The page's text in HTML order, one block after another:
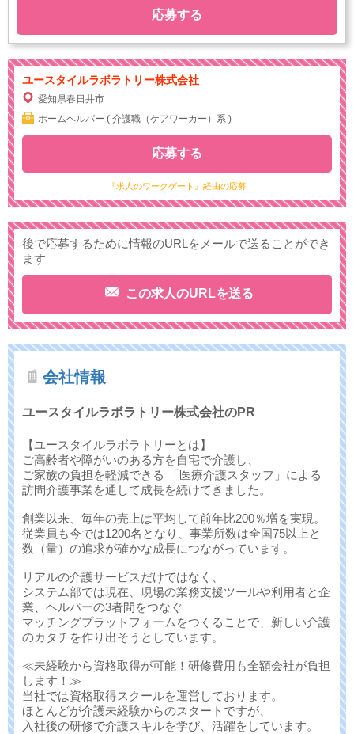
応募する
ユースタイルラボラトリー株式会社
愛知県春日井市
ホームヘルパー ( 介護職（ケアワーカー）系 )
『求人のワークゲート』経由の応募
応募する
後で応募するために情報のURLをメールで送ることができ
ます
この求人のURLを送る
会社情報
ユースタイルラボラトリー株式会社のPR
【ユースタイルラボラトリーとは】
ご高齢者や障がいのある方を自宅で介護し、
ご家族の負担を軽減できる 「医療介護スタッフ」による
訪問介護事業を通して成長を続けてきました。
創業以来、毎年の売上は平均して前年比200％増を実現。
従業員も今では1200名となり、事業所数は全国75以上と
数（量）の追求が確かな成長につながっています。
リアルの介護サービスだけではなく、
システム部では現在、現場の業務支援ツールや利用者と企
業、ヘルパーの3者間をつなぐ
マッチングプラットフォームをつくることで、新しい介護
のカタチを作り出そうとしています。
≪未経験から資格取得が可能！研修費用も全額会社が負担
します！≫
当社では資格取得スクールを運営しております。
ほとんどが介護未経験からのスタートですが、
入社後の研修で介護スキルを学び、活躍をしています。